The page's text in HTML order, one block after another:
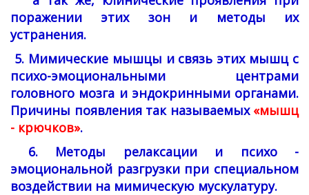
поражении этих зон и методы их
устранения.
5. Мимические мышцы и связь этих мышц с
психо-эмоциональными центрами
головного мозга и эндокринными органами.
Причины появления так называемых«мышц
- крючков».
6. Методы релаксации и психо -
эмоциональной разгрузки при специальном
воздействии на мимическую мускулатуру.